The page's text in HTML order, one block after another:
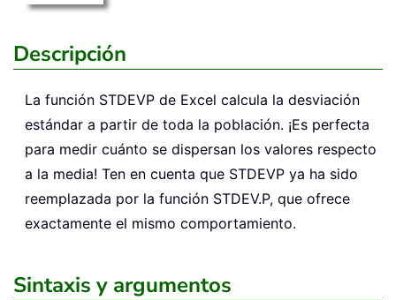
Descripción
La función STDEVP de Excel calcula la desviación
estándar a partir de toda la población. ¡Es perfecta
para medir cuánto se dispersan los valores respecto
a la media! Ten en cuenta que STDEVP ya ha sido
reemplazada por la función STDEV.P, que ofrece
exactamente el mismo comportamiento.
Sintaxis y argumentos